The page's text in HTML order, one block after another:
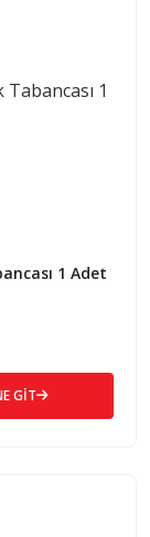
1 Adet
GİT